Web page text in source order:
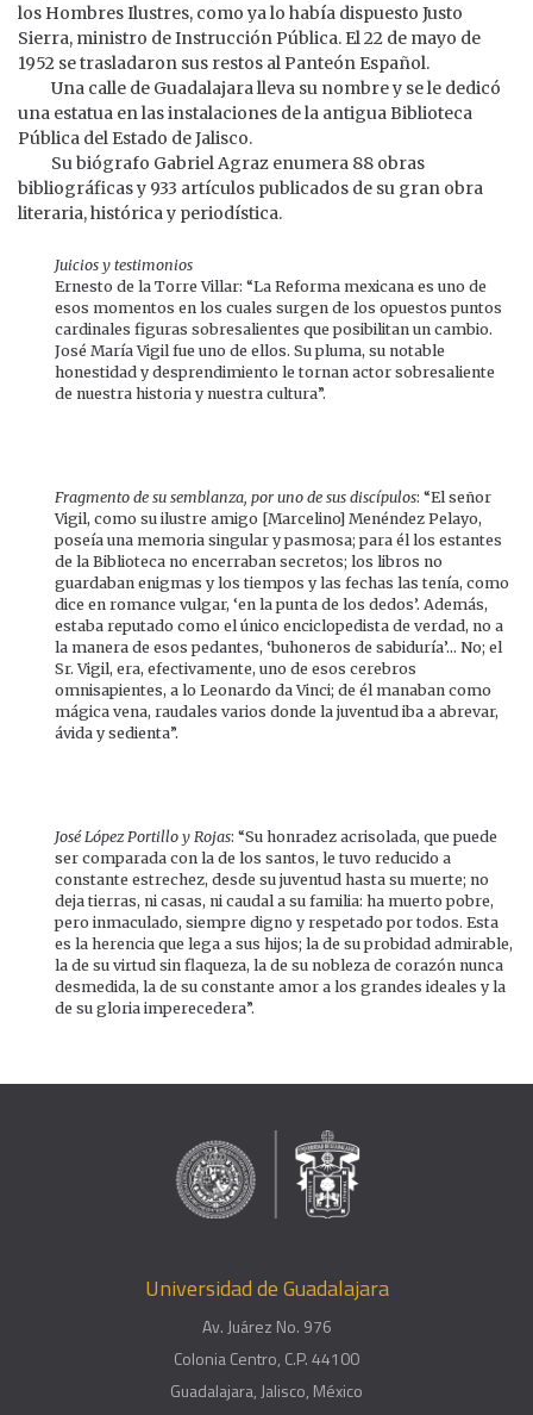
los Hombres Ilustres, como ya lo había dispuesto Justo
Sierra, ministro de Instrucción Pública. El 22 de mayo de
1952 se trasladaron sus restos al Panteón Español.
Una calle de Guadalajara lleva su nombre y se le dedicó
una estatua en las instalaciones de la antigua Biblioteca
Pública del Estado de Jalisco.
Su biógrafo Gabriel Agraz enumera 88 obras
bibliográficas y 933 artículos publicados de su gran obra
literaria, histórica y periodística.
Juicios y testimonios
Ernesto de la Torre Villar: “La Reforma mexicana es uno de
esos momentos en los cuales surgen de los opuestos puntos
cardinales figuras sobresalientes que posibilitan un cambio.
José María Vigil fue uno de ellos. Su pluma, su notable
honestidad y desprendimiento le tornan actor sobresaliente
de nuestra historia y nuestra cultura”.
Fragmento de su semblanza, por uno de sus discípulos: “El señor
Vigil, como su ilustre amigo [Marcelino] Menéndez Pelayo,
poseía una memoria singular y pasmosa; para él los estantes
de la Biblioteca no encerraban secretos; los libros no
guardaban enigmas y los tiempos y las fechas las tenía, como
dice en romance vulgar, ‘en la punta de los dedos’. Además,
estaba reputado como el único enciclopedista de verdad, no a
la manera de esos pedantes, ‘buhoneros de sabiduría’... No; el
Sr. Vigil, era, efectivamente, uno de esos cerebros
omnisapientes, a lo Leonardo da Vinci; de él manaban como
mágica vena, raudales varios donde la juventud iba a abrevar,
ávida y sedienta”.
José López Portillo y Rojas: “Su honradez acrisolada, que puede
ser comparada con la de los santos, le tuvo reducido a
constante estrechez, desde su juventud hasta su muerte; no
deja tierras, ni casas, ni caudal a su familia: ha muerto pobre,
pero inmaculado, siempre digno y respetado por todos. Esta
es la herencia que lega a sus hijos; la de su probidad admirable,
la de su virtud sin flaqueza, la de su nobleza de corazón nunca
desmedida, la de su constante amor a los grandes ideales y la
de su gloria imperecedera”.
Universidad de Guadalajara
Av. Juárez No. 976
Colonia Centro, C.P. 44100
Guadalajara, Jalisco, México